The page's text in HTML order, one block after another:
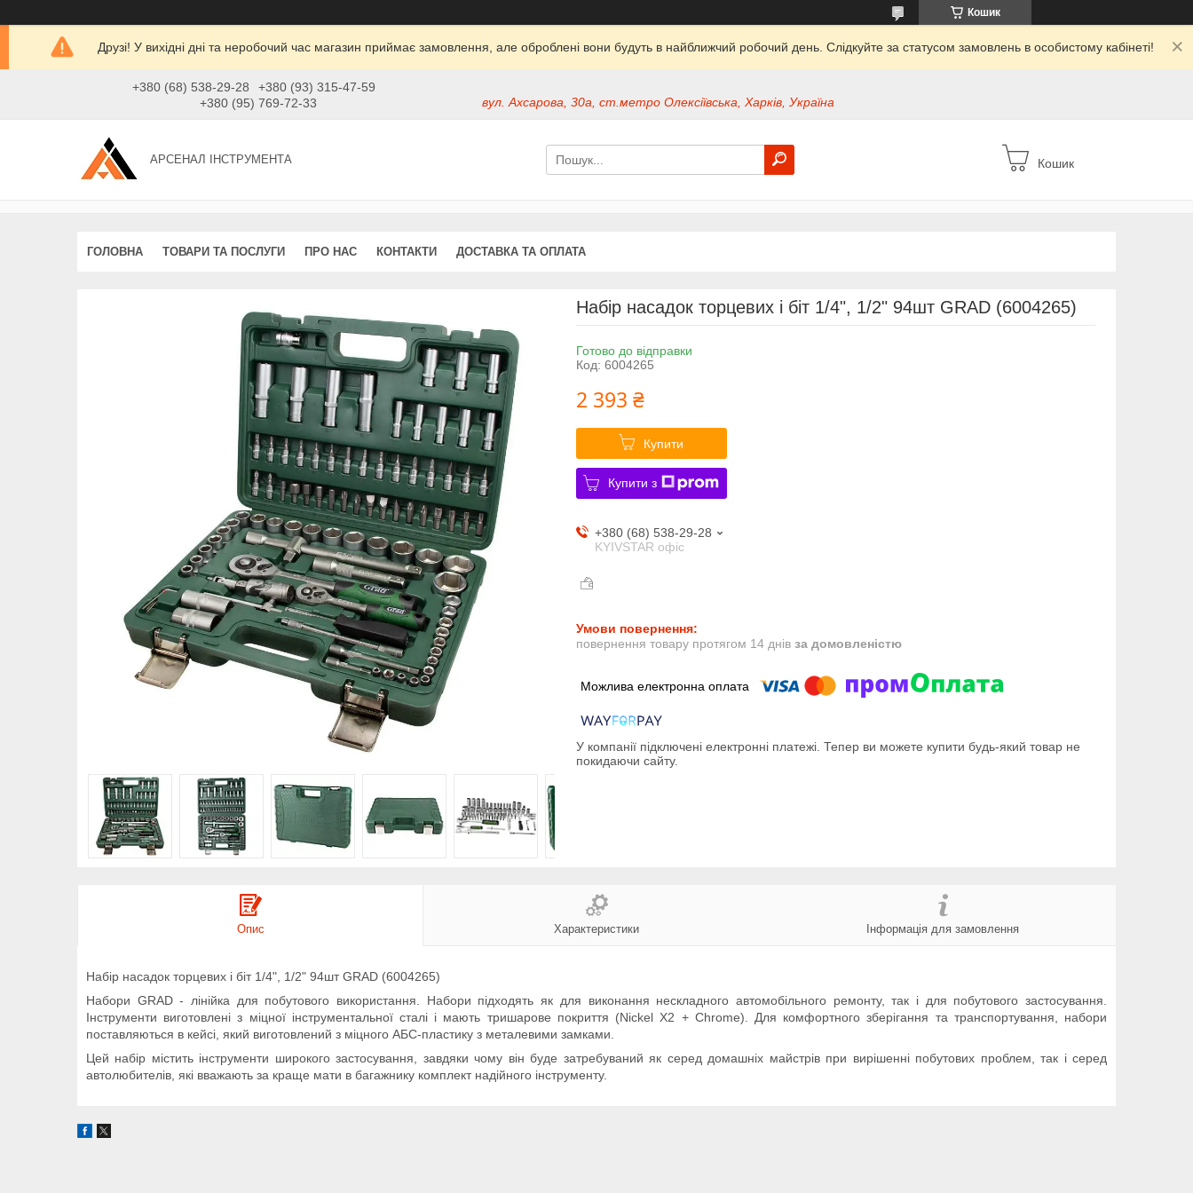
Кошик
Друзі! У вихідні дні та неробочий час магазин приймає замовлення, але оброблені вони будуть в найближчий робочий день. Слідкуйте за статусом замовлень в особистому кабінеті!
+380 (68) 538-29-28
+380 (93) 315-47-59
+380 (95) 769-72-33
вул. Ахсарова, 30а, ст.метро Олексіївська, Харків, Україна
АРСЕНАЛ ІНСТРУМЕНТА Кошик
ГОЛОВНА ТОВАРИ ТА ПОСЛУГИ ПРО НАС КОНТАКТИ ДОСТАВКА ТА ОПЛАТА
Набір насадок торцевих і біт 1/4", 1/2" 94шт GRAD (6004265)
Готово до відправки
Код: 6004265
2 393 ₴
Купити
Купити з
+380 (68) 538-29-28
KYIVSTAR офіс
повернення товару протягом 14 днів за домовленістю
У компанії підключені електронні платежі. Тепер ви можете купити будь-який товар не
покидаючи сайту.
Опис Характеристики Інформація для замовлення
Набір насадок торцевих і біт 1/4", 1/2" 94шт GRAD (6004265)
Набори GRAD - лінійка для побутового використання. Набори підходять як для виконання нескладного автомобільного ремонту, так і для побутового застосування.
Інструменти виготовлені з міцної інструментальної сталі і мають тришарове покриття (Nickel X2 + Chrome). Для комфортного зберігання та транспортування, набори
поставляються в кейсі, який виготовлений з міцного АБС-пластику з металевими замками.
Цей набір містить інструменти широкого застосування, завдяки чому він буде затребуваний як серед домашніх майстрів при вирішенні побутових проблем, так і серед
автолюбителів, які вважають за краще мати в багажнику комплект надійного інструменту.